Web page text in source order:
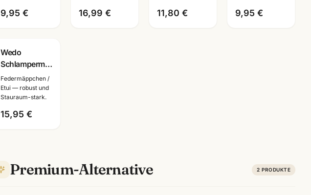
9,95 € 16,99 € 11,80 € 9,95 €
Wedo
Schlampermäppchen
Cord · robust
& geräumig ·
Federmäppchen
für Schule
Federmäppchen /
Etui — robust und
Stauraum-stark.
15,95 €
Premium-Alternative 2 PRODUKTE